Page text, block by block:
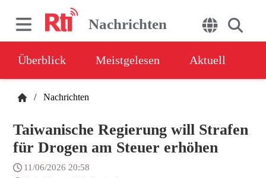
Nachrichten
Überblick Meistgelesen Aktuell
/ Nachrichten
Taiwanische Regierung will Strafen
für Drogen am Steuer erhöhen
11/06/2026 20:58